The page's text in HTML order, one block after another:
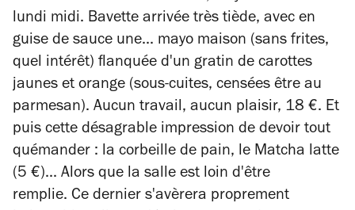
lundi midi. Bavette arrivée très tiède, avec en
guise de sauce une... mayo maison (sans frites,
quel intérêt) flanquée d'un gratin de carottes
jaunes et orange (sous-cuites, censées être au
parmesan). Aucun travail, aucun plaisir, 18 €. Et
puis cette désagrable impression de devoir tout
quémander : la corbeille de pain, le Matcha latte
(5 €)... Alors que la salle est loin d'être
remplie. Ce dernier s'avèrera proprement